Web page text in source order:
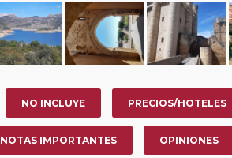
NO INCLUYE PRECIOS/HOTELES
NOTAS IMPORTANTES OPINIONES